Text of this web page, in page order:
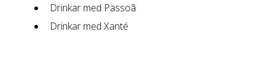
Drinkar med Passoã
Drinkar med Xanté